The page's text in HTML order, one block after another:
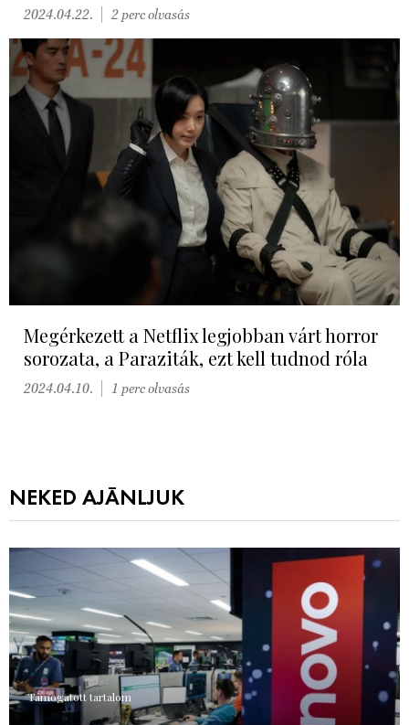
2024.04.22. 2 perc olvasás
Megérkezett a Netflix legjobban várt horror
sorozata, a Paraziták, ezt kell tudnod róla
2024.04.10. 1 perc olvasás
NEKED AJÁNLJUK
Támogatott tartalom